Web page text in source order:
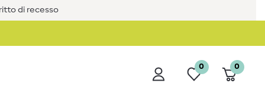
di recesso
0 0